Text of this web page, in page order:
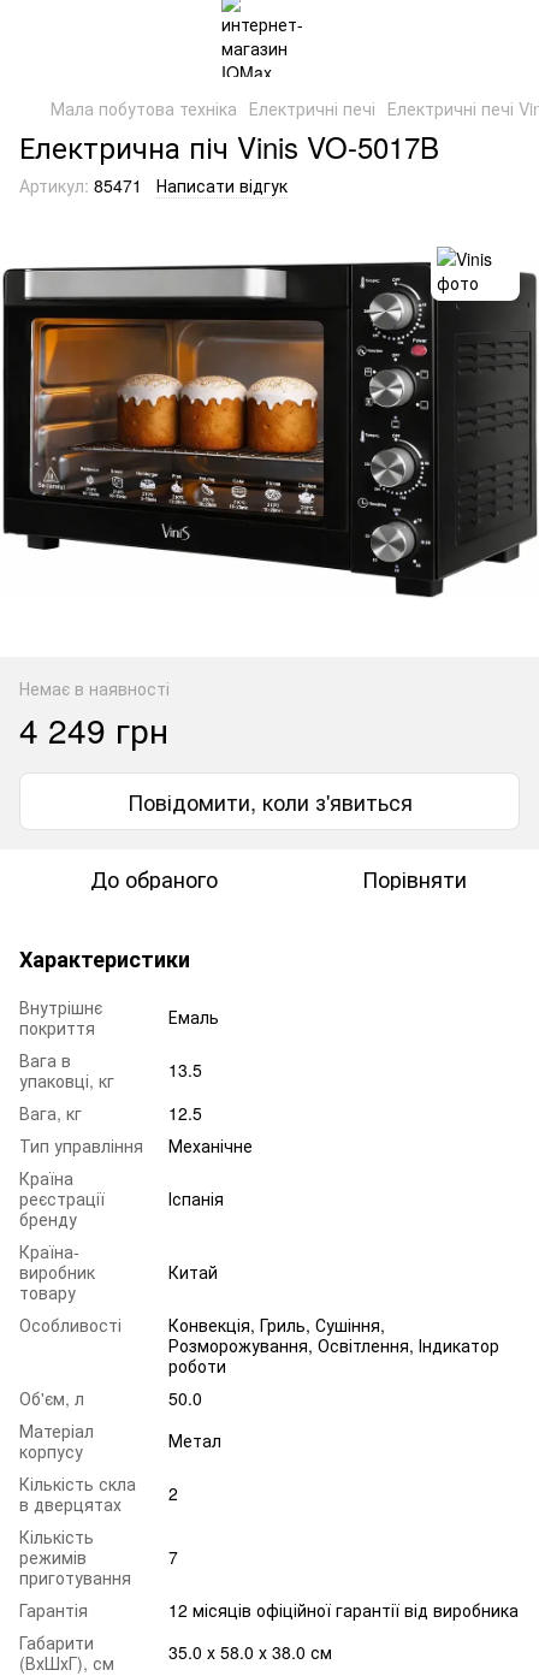
Мала побутова техніка Електричні печі Електричні печі
Електрична піч Vinis VO-5017B
Артикул: 85471 Написати відгук
Немає в наявності
4 249 грн
Повідомити, коли з'явиться
До обраного Порівняти
Характеристики
Внутрішнє
покриття
Емаль
Вага в
упаковці, кг
13.5
Вага, кг
12.5
Тип управління
Механічне
Країна
реєстрації
бренду
Іспанія
Країна-
виробник
товару
Китай
Особливості
Конвекція, Гриль, Сушіння,
Розморожування, Освітлення, Індикатор
роботи
Об'єм, л
50.0
Матеріал
корпусу
Метал
Кількість скла
в дверцятах
2
Кількість
режимів
приготування
7
Гарантія
12 місяців офіційної гарантії від виробника
Габарити
(ВхШхГ), см
35.0 х 58.0 х 38.0 см